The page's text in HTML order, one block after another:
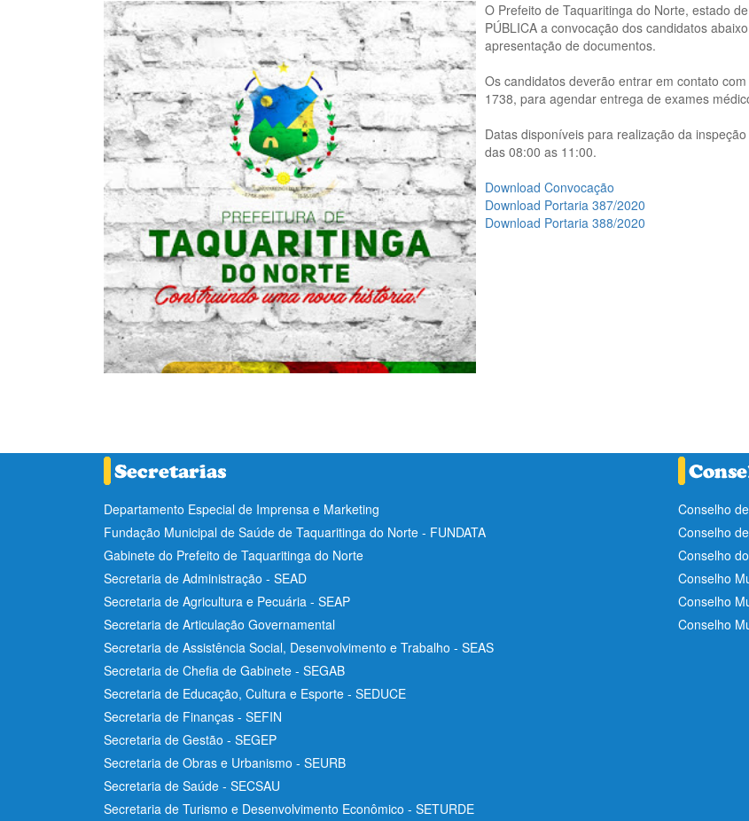
O Prefeito de Taquaritinga do Norte, estado
PÚBLICA a convocação dos candidatos
apresentação de documentos.
Os candidatos deverão entrar em contato
1738, para agendar entrega de exames
Datas disponíveis para realização da
das 08:00 as 11:00.
Download Convocação
Download Portaria 387/2020
Download Portaria 388/2020
Departamento Especial de Imprensa e Marketing
Fundação Municipal de Saúde de Taquaritinga do Norte - FUNDATA
Gabinete do Prefeito de Taquaritinga do Norte
Secretaria de Administração - SEAD
Secretaria de Agricultura e Pecuária - SEAP
Secretaria de Articulação Governamental
Secretaria de Assistência Social, Desenvolvimento e Trabalho - SEAS
Secretaria de Chefia de Gabinete - SEGAB
Secretaria de Educação, Cultura e Esporte - SEDUCE
Secretaria de Finanças - SEFIN
Secretaria de Gestão - SEGEP
Secretaria de Obras e Urbanismo - SEURB
Secretaria de Saúde - SECSAU
Secretaria de Turismo e Desenvolvimento Econômico - SETURDE
Conselho
Conselho
Conselho
Conselho
Conselho
Conselho